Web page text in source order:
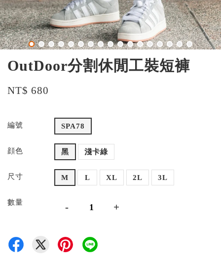
OutDoor分割休閒工裝短褲
NT$ 680
編號 SPA78
顔色 黑 淺卡綠
尺寸 M L XL 2L 3L
數量 - +